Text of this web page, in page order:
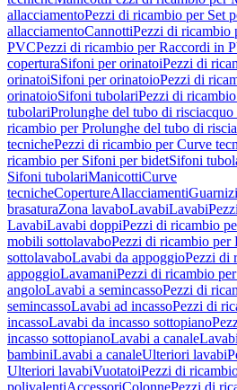
allacciamentoPezzi di ricambio per Set
allacciamentoCannottiPezzi di ricambio
PVCPezzi di ricambio per Raccordi in
coperturaSifoni per orinatoiPezzi di
orinatoiSifoni per orinatoioPezzi di
orinatoioSifoni tubolariPezzi di
tubolariProlunghe del tubo di risciacquo
ricambio per Prolunghe del tubo di
tecnichePezzi di ricambio per Curve
ricambio per Sifoni per bidetSifoni
Sifoni tubolariManicottiCurve
tecnicheCopertureAllacciamenti
brasaturaZona lavaboLavabiLavabi
LavabiLavabi doppiPezzi di ricambio
mobili sottolavaboPezzi di ricambio per
sottolavaboLavabi da appoggioPezzi di
appoggioLavamaniPezzi di ricambio
angoloLavabi a semincassoPezzi di
semincassoLavabi ad incassoPezzi di
incassoLavabi da incasso sottopiano
incasso sottopianoLavabi a canale
bambiniLavabi a canaleUlteriori lavabi
Ulteriori lavabiVuotatoiPezzi di
polivalentiAccessoriColonnePezzi di